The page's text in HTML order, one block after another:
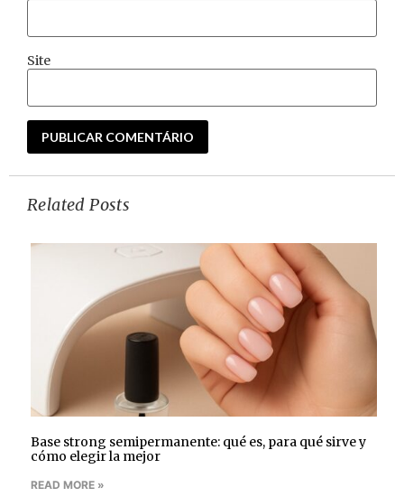
Site
Related Posts
Base strong semipermanente: qué es, para qué sirve y
cómo elegir la mejor
READ MORE »